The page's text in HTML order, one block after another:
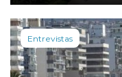
Entrevistas